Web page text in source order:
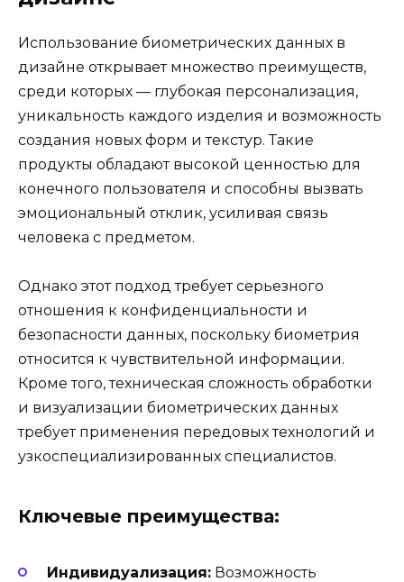
Использование биометрических данных в
дизайне открывает множество преимуществ,
среди которых — глубокая персонализация,
уникальность каждого изделия и возможность
создания новых форм и текстур. Такие
продукты обладают высокой ценностью для
конечного пользователя и способны вызвать
эмоциональный отклик, усиливая связь
человека с предметом.
Однако этот подход требует серьезного
отношения к конфиденциальности и
безопасности данных, поскольку биометрия
относится к чувствительной информации.
Кроме того, техническая сложность обработки
и визуализации биометрических данных
требует применения передовых технологий и
узкоспециализированных специалистов.
Ключевые преимущества:
Индивидуализация: Возможность